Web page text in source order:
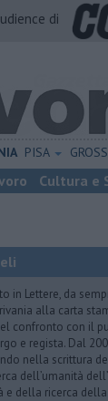
di
PISA
Cultura e
in Lettere, da
alla carta
confronto con il
e regista. Dal
nella scrittura
dell’umanità
e della ricerca